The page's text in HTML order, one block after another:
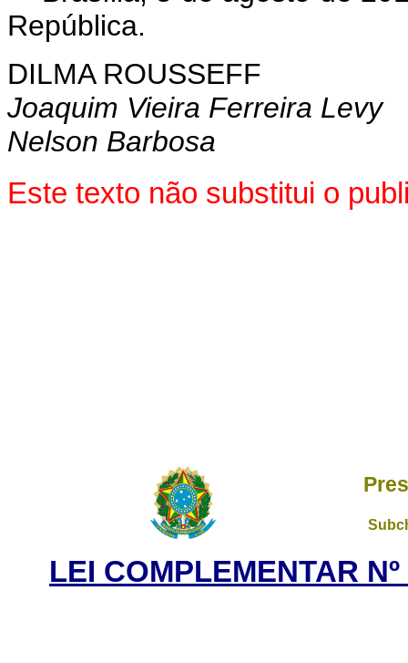
República.
DILMA ROUSSEFF
Joaquim Vieira Ferreira Levy
Nelson Barbosa
Este texto não substitui o
LEI COMPLEMENTAR